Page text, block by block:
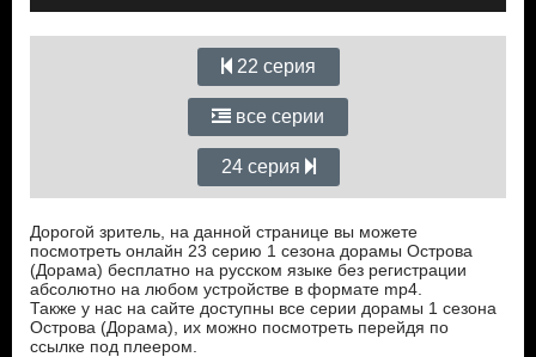
22 серия
все серии
24 серия
Дорогой зритель, на данной странице вы можете
посмотреть онлайн 23 серию 1 сезона дорамы Острова
(Дорама) бесплатно на русском языке без регистрации
абсолютно на любом устройстве в формате mp4.
Также у нас на сайте доступны все серии дорамы 1 сезона
Острова (Дорама), их можно посмотреть перейдя по
ссылке под плеером.